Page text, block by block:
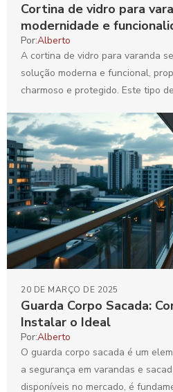
Cortina de vidro para
modernidade e
Por:Alberto
A cortina de vidro para varanda
solução moderna e funcional,
charmoso e protegido. Este tipo
Guarda Corpo Sacada:
Instalar o Ideal
20 DE MARÇO DE 2025
Por:Alberto
O guarda corpo sacada é um
a segurança em varandas e
disponíveis no mercado, é